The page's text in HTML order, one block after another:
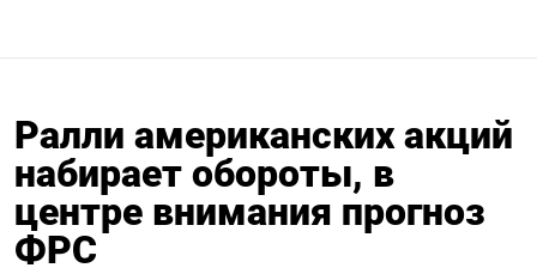
Ралли американских акций
набирает обороты, в
центре внимания прогноз
ФРС